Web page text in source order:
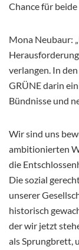
Chance für
Mona Neubaur:
verlangen. In
GRÜNE darin
Bündnisse und
Wir sind uns
ambitionierten
die
Die sozial
unserer
historisch
der wir jetzt
als Sprungbrett,